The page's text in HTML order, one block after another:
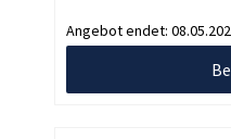
Angebot endet: